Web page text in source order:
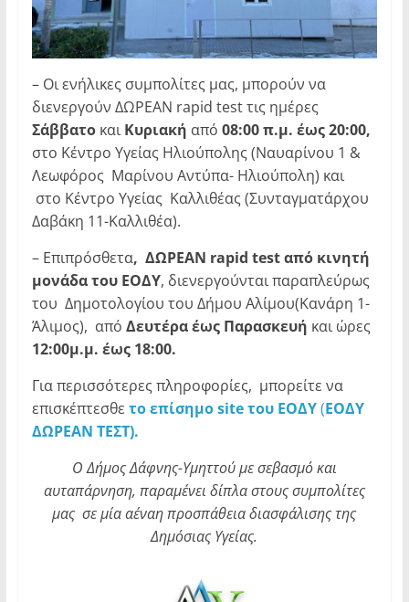
– Οι ενήλικες συμπολίτες μας, μπορούν να
διενεργούν ΔΩΡΕΑΝ rapid test τις ημέρες
Σάββατοκαι Κυριακή από 08:00 π.μ. έως 20:00,
στο Κέντρο Υγείας Ηλιούπολης (Ναυαρίνου 1 &
Λεωφόρος Μαρίνου Αντύπα- Ηλιούπολη) και
στο Κέντρο Υγείας Καλλιθέας (Συνταγματάρχου
Δαβάκη 11-Καλλιθέα).
– Επιπρόσθετα, ΔΩΡΕΑΝ rapid test από κινητή
μονάδα του ΕΟΔΥ, διενεργούνται παραπλεύρως
του Δημοτολογίου του Δήμου Αλίμου(Κανάρη 1-
Άλιμος), από Δευτέρα έως Παρασκευή και ώρες
12:00μ.μ. έως 18:00.
Για περισσότερες πληροφορίες, μπορείτε να
επισκέπτεσθε το επίσημο site του ΕΟΔΥ(ΕΟΔΥ
ΔΩΡΕΑΝ ΤΕΣΤ).
Ο Δήμος Δάφνης-Υμηττού με σεβασμό και
αυταπάρνηση, παραμένει δίπλα στους συμπολίτες
μας σε μία αέναη προσπάθεια διασφάλισης της
Δημόσιας Υγείας.